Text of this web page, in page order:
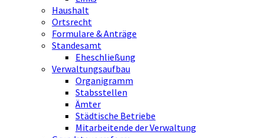
Haushalt
Ortsrecht
Formulare & Anträge
Standesamt
Eheschließung
Verwaltungsaufbau
Organigramm
Stabsstellen
Ämter
Städtische Betriebe
Mitarbeitende der Verwaltung